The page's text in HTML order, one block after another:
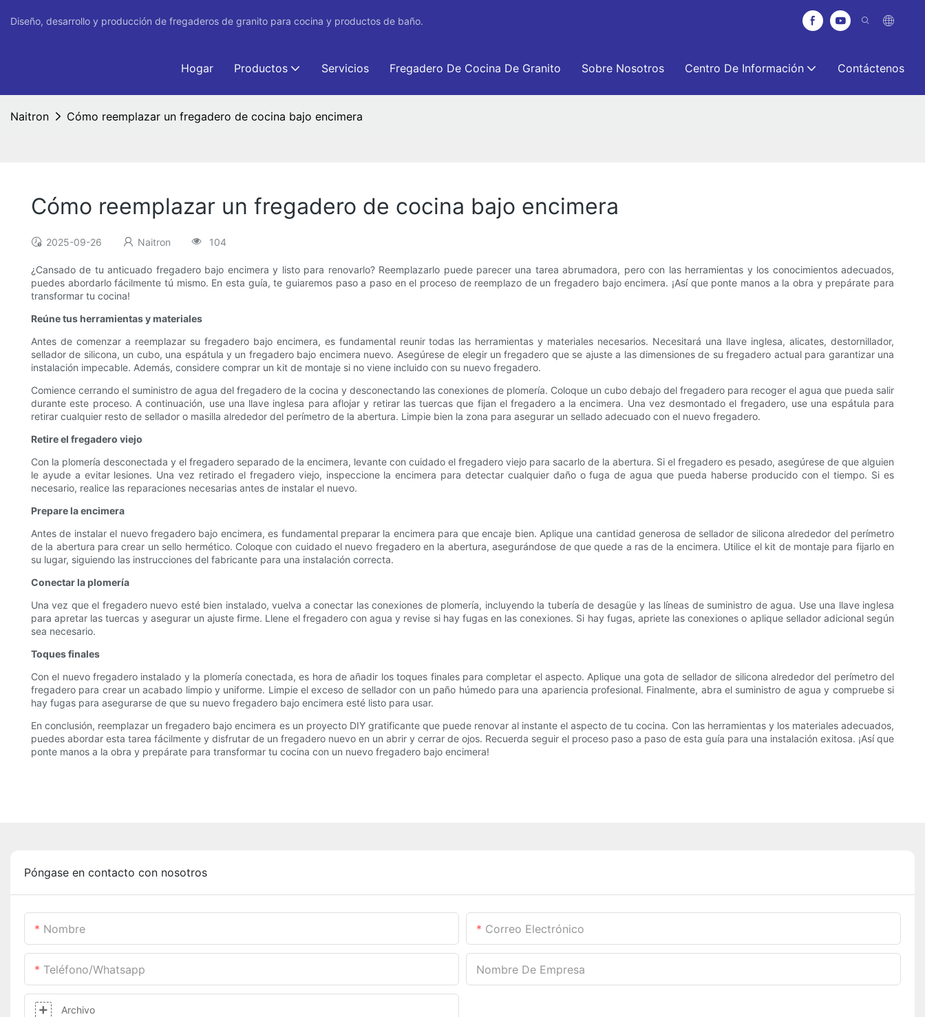
Diseño, desarrollo y producción de fregaderos de granito para cocina y productos de baño.
Hogar Productos Servicios Fregadero De Cocina De Granito Sobre Nosotros Centro De Información Contáctenos
Naitron Cómo reemplazar un fregadero de cocina bajo encimera
Cómo reemplazar un fregadero de cocina bajo encimera
2025-09-26 Naitron 104
¿Cansado de tu anticuado fregadero bajo encimera y listo para renovarlo? Reemplazarlo puede parecer una tarea abrumadora, pero con las herramientas y los conocimientos adecuados,
puedes abordarlo fácilmente tú mismo. En esta guía, te guiaremos paso a paso en el proceso de reemplazo de un fregadero bajo encimera. ¡Así que ponte manos a la obra y prepárate para
transformar tu cocina!
Reúne tus herramientas y materiales
Antes de comenzar a reemplazar su fregadero bajo encimera, es fundamental reunir todas las herramientas y materiales necesarios. Necesitará una llave inglesa, alicates, destornillador,
sellador de silicona, un cubo, una espátula y un fregadero bajo encimera nuevo. Asegúrese de elegir un fregadero que se ajuste a las dimensiones de su fregadero actual para garantizar una
instalación impecable. Además, considere comprar un kit de montaje si no viene incluido con su nuevo fregadero.
Comience cerrando el suministro de agua del fregadero de la cocina y desconectando las conexiones de plomería. Coloque un cubo debajo del fregadero para recoger el agua que pueda salir
durante este proceso. A continuación, use una llave inglesa para aflojar y retirar las tuercas que fijan el fregadero a la encimera. Una vez desmontado el fregadero, use una espátula para
retirar cualquier resto de sellador o masilla alrededor del perímetro de la abertura. Limpie bien la zona para asegurar un sellado adecuado con el nuevo fregadero.
Retire el fregadero viejo
Con la plomería desconectada y el fregadero separado de la encimera, levante con cuidado el fregadero viejo para sacarlo de la abertura. Si el fregadero es pesado, asegúrese de que alguien
le ayude a evitar lesiones. Una vez retirado el fregadero viejo, inspeccione la encimera para detectar cualquier daño o fuga de agua que pueda haberse producido con el tiempo. Si es
necesario, realice las reparaciones necesarias antes de instalar el nuevo.
Prepare la encimera
Antes de instalar el nuevo fregadero bajo encimera, es fundamental preparar la encimera para que encaje bien. Aplique una cantidad generosa de sellador de silicona alrededor del perímetro
de la abertura para crear un sello hermético. Coloque con cuidado el nuevo fregadero en la abertura, asegurándose de que quede a ras de la encimera. Utilice el kit de montaje para fijarlo en
su lugar, siguiendo las instrucciones del fabricante para una instalación correcta.
Conectar la plomería
Una vez que el fregadero nuevo esté bien instalado, vuelva a conectar las conexiones de plomería, incluyendo la tubería de desagüe y las líneas de suministro de agua. Use una llave inglesa
para apretar las tuercas y asegurar un ajuste firme. Llene el fregadero con agua y revise si hay fugas en las conexiones. Si hay fugas, apriete las conexiones o aplique sellador adicional según
sea necesario.
Toques finales
Con el nuevo fregadero instalado y la plomería conectada, es hora de añadir los toques finales para completar el aspecto. Aplique una gota de sellador de silicona alrededor del perímetro del
fregadero para crear un acabado limpio y uniforme. Limpie el exceso de sellador con un paño húmedo para una apariencia profesional. Finalmente, abra el suministro de agua y compruebe si
hay fugas para asegurarse de que su nuevo fregadero bajo encimera esté listo para usar.
En conclusión, reemplazar un fregadero bajo encimera es un proyecto DIY gratificante que puede renovar al instante el aspecto de tu cocina. Con las herramientas y los materiales adecuados,
puedes abordar esta tarea fácilmente y disfrutar de un fregadero nuevo en un abrir y cerrar de ojos. Recuerda seguir el proceso paso a paso de esta guía para una instalación exitosa. ¡Así que
ponte manos a la obra y prepárate para transformar tu cocina con un nuevo fregadero bajo encimera!
Póngase en contacto con nosotros
Nombre Correo Electrónico
Teléfono/whatsapp Nombre De Empresa
Archivo